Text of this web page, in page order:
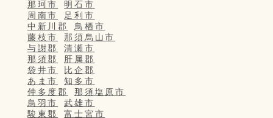
那珂市
明石市
周南市
足利市
中新川郡
鳥栖市
藤枝市
那須烏山市
与謝郡
清瀬市
那須郡
肝属郡
袋井市
比企郡
あま市
知多市
仲多度郡
那須塩原市
鳥羽市
武雄市
駿東郡
富士宮市